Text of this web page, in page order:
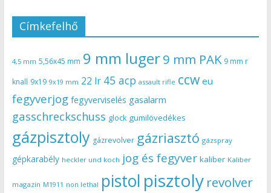
Címkefelhő
4,5 mm 5,56x45 mm 9 mm luger9 mm PAK 9 mm r
knall 9x19 9x19 mm 22 lr 45 acp assault rifle ccw eu
fegyverjog fegyverviselés gasalarm
gasschreckschuss glock gumilövedékes
gázpisztoly gázrevolver gázriasztó gázspray
gépkarabély heckler und koch jog és fegyver kaliber Kaliber
magazin M1911 non lethal pistol pisztoly revolver